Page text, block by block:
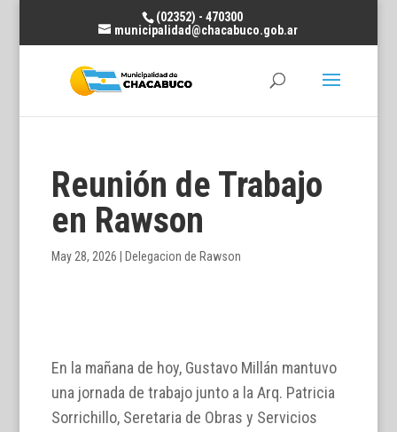
(02352) - 470300
municipalidad@chacabuco.gob.ar
Reunión de Trabajo
en Rawson
May 28, 2026 Delegacion de Rawson
En la mañana de hoy, Gustavo Millán mantuvo
una jornada de trabajo junto a la Arq. Patricia
Sorrichillo, Seretaria de Obras y Servicios